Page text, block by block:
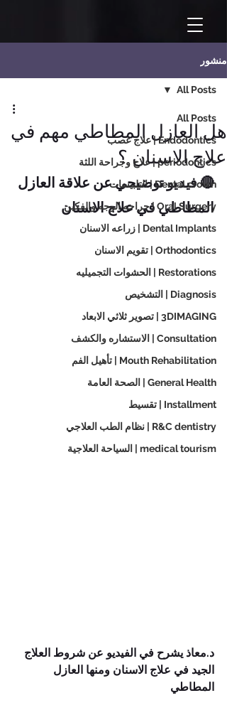
منشور
All Posts
Endodontics | علاج عصب
periodontics | علاج وجراحة اللثة
Dental crown | التلبيسات
Oral Surgery | جراحه الوجه والفكين
Dental Implants | زراعه الاسنان
Orthodontics | تقويم الاسنان
Restorations | الحشوات التجميليه
Diagnosis | التشخيص
3DIMAGING | تصوير ثلاثي الابعاد
Consultation | الاستشاره والكشف
Mouth Rehabilitation | تأهيل الفم
General Health | الصحة العامة
Installment | تقسيط
R&C dentistry | نظام الطب العلاجي
medical tourism | السياحة العلاجية
All Posts
هل العازل المطاطي مهم في
علاج الاسنان ؟
🔴 فيديو توضيحي عن علاقة العازل
المطاطي في علاج الاسنان
د.معاذ يشرح في الفيديو عن شروط العلاج
الجيد في علاج الاسنان ومنها العازل
المطاطي